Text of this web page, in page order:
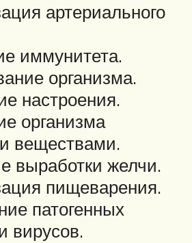
артериального
иммунитета.
организма.
настроения.
организма
веществами.
выработки желчи.
пищеварения.
патогенных
вирусов.